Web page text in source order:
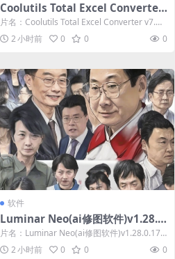
Coolutils Total Excel Converter
v7.1.0.146
片名：Coolutils Total Excel Converter v7.
1....
2 小时前 0 0 0
软件
Luminar Neo(ai修图软件)v1.28.0.
17626绿色便携版
片名：Luminar Neo(ai修图软件)v1.28.0.176
26绿色便携版...
2 小时前 0 0 0